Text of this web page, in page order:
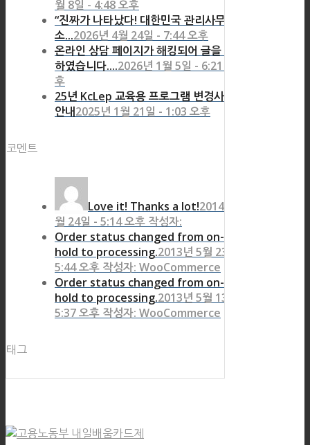
월 8일 - 4:48 오후
“진짜가 나타났다! 대한민국 관리사무
소...2026년 4월 24일 - 7:44 오후
온라인 상담 페이지가 해킹되어 글을 삭제
하였습니다....2026년 1월 5일 - 6:21 오
후
25년 KcLep 교육용 프로그램 변경사항
안내2025년 1월 21일 - 1:03 오후
코멘트
Love it! Thanks a lot!2014년 8
월 24일 - 5:14 오후 작성자:
Order status changed from on-
hold to processing.2013년 5월 23일 -
5:44 오후 작성자: WooCommerce
Order status changed from on-
hold to processing.2013년 5월 13일 -
5:37 오후 작성자: WooCommerce
태그